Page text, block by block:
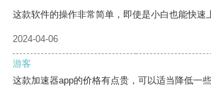
这款软件的操作非常简单，即使是小白也能快速
2024-04-06
游客
这款加速器app的价格有点贵，可以适当降低一